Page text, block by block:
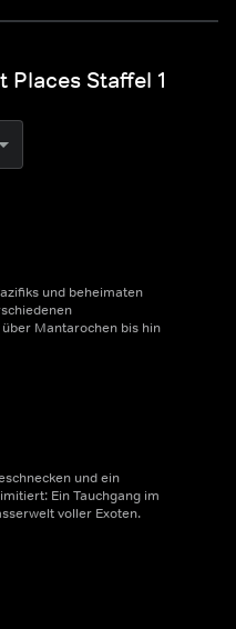
Places Staffel 1
und beheimaten
Mantarochen bis hin
und ein
Ein Tauchgang im
voller Exoten.